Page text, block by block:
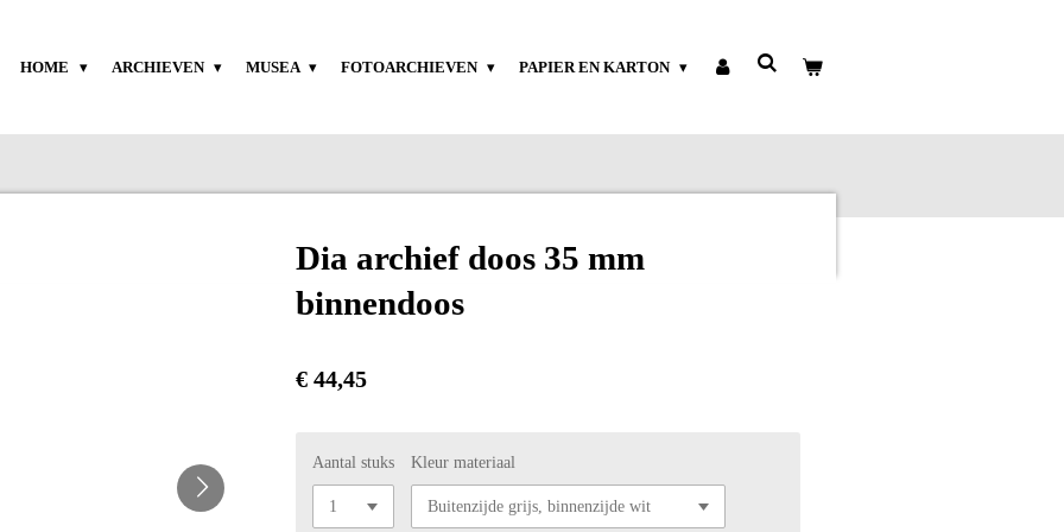
HOME ARCHIEVEN MUSEA FOTOARCHIEVEN PAPIER EN KARTON
Dia archief doos 35 mm
binnendoos
€ 44,45
Aantal stuks Kleur materiaal